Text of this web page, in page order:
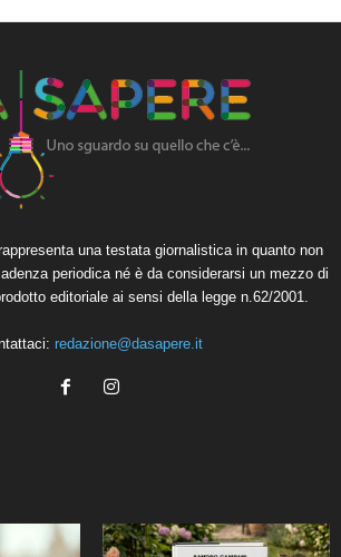
una testata giornalistica in quanto non
periodica né è da considerarsi un mezzo di
editoriale ai sensi della legge n.62/2001.
redazione@dasapere.it